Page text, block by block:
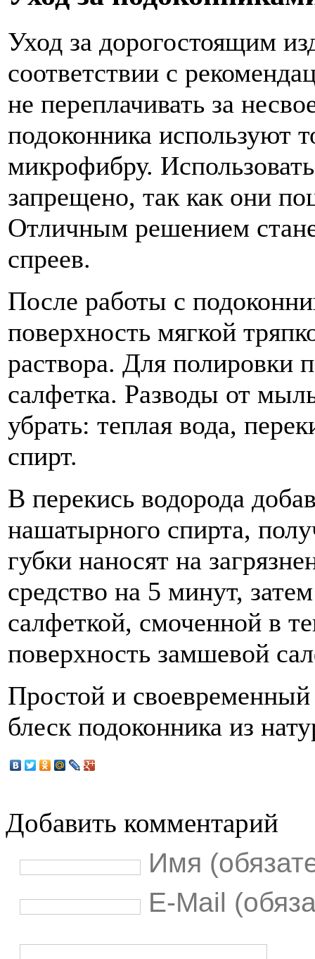
Уход за дорогостоящим
соответствии с
не переплачивать за
подоконника используют
микрофибру.
запрещено, так как они
Отличным решением
спреев.
После работы с
поверхность мягкой
раствора. Для полировки
салфетка. Разводы от
убрать: теплая вода,
спирт.
В перекись водорода
нашатырного спирта,
губки наносят на
средство на 5 минут,
салфеткой, смоченной в
поверхность замшевой
Простой и
блеск подоконника из
Добавить комментарий
Имя
E-Mail